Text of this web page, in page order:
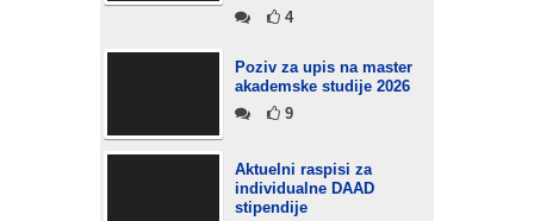
4
Poziv za upis na master
akademske studije 2026
9
Aktuelni raspisi za
individualne DAAD
stipendije